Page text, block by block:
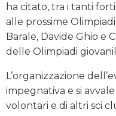
ha citato, tra i tanti
alle prossime
Barale, Davide Ghio e
delle Olimpiadi
L’organizzazione
impegnativa e si
volontari e di altri sci